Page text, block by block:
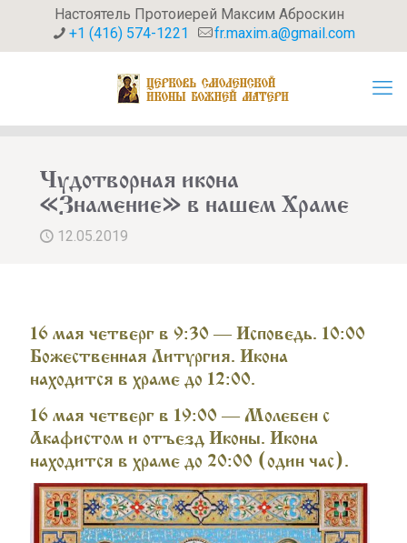
Настоятель Протоиерей Максим Аброскин
+1 (416) 574-1221
fr.maxim.a@gmail.com
Чудотворная икона
«Знамение» в нашем Храме
12.05.2019
16 мая четверг в 9:30 — Исповедь. 10:00
Божественная Литургия. Икона
находится в храме до 12:00.
16 мая четверг в 19:00 — Молебен с
Акафистом и отъезд Иконы. Икона
находится в храме до 20:00 (один час).